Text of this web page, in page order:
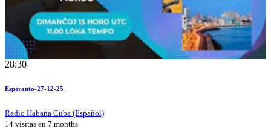
28:30
Esperanto-27-12-25
Radio Habana Cuba (Español)
14 visitas en 7 months